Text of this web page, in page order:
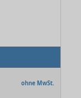
ohne MwSt.